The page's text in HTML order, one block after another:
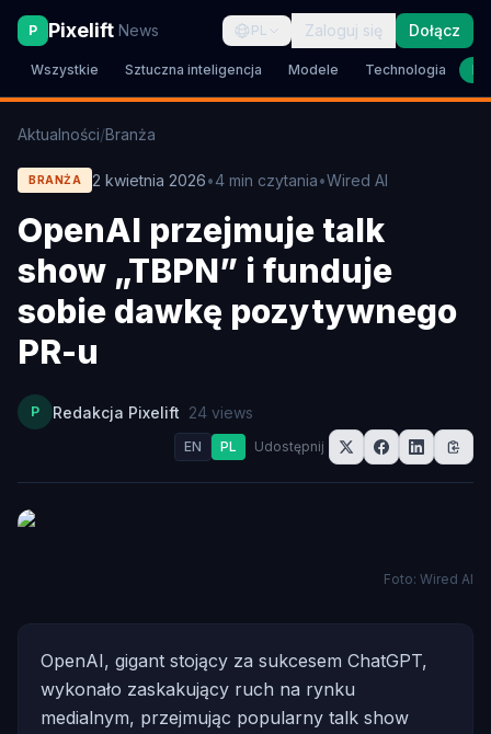
P Pixelift News PL Zaloguj się Dołącz
Wszystkie Sztuczna inteligencja Modele Technologia
Aktualności/Branża
BRANŻA 2 kwietnia 2026•4 min czytania•Wired AI
OpenAI przejmuje talk
show „TBPN” i funduje
sobie dawkę pozytywnego
PR-u
P Redakcja Pixelift 24 views
EN PL Udostępnij
Foto: Wired AI
OpenAI, gigant stojący za sukcesem ChatGPT,
wykonało zaskakujący ruch na rynku
medialnym, przejmując popularny talk show